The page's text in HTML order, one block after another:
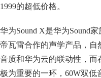
1999的超低价格。
华为Sound X是华为Sound
帝瓦雷合作的声学产品，自
音质和华为云的联动性，
极为重要的一环，60W双